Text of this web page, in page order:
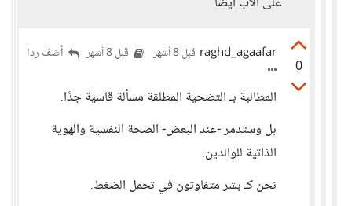
0
raghd_agaafar قبل 8 أشهر قبل 8 أشهر أضف ردا
المطالبة بـ التضحية المطلقة مسألة قاسية جدًا.
بل وستدمر -عند البعض- الصحة النفسية والهوية
الذاتية للوالدين.
نحن كـ بشر متفاوتون في تحمل الضغط.